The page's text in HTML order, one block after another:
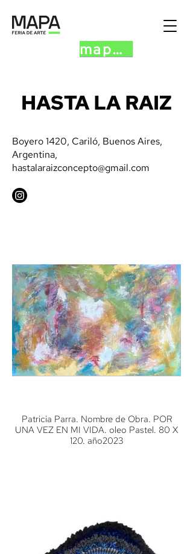
mapa.art
HASTA LA RAIZ
Boyero 1420, Cariló, Buenos Aires,
Argentina,
hastalaraizconcepto@gmail.com
Patricia Parra. Nombre de Obra. POR
UNA VEZ EN MI VIDA. oleo Pastel. 80 X
120. año2023